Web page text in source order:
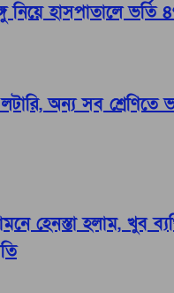
নিয়ে হাসপাতালে ভর্তি
অন্য সব শ্রেণিতে
হেনস্তা হলাম, খুব